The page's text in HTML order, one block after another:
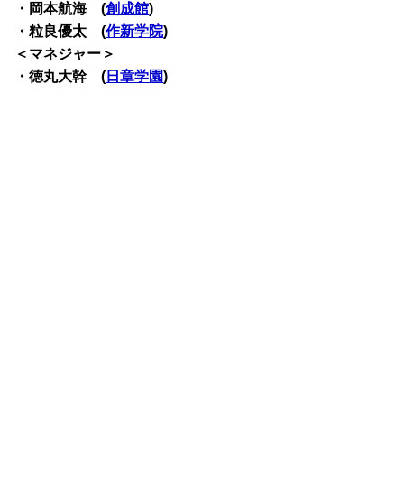
・岡本航海 (創成館)
・粒良優太 (作新学院)
＜マネジャー＞
・徳丸大幹 ( 日章学園)